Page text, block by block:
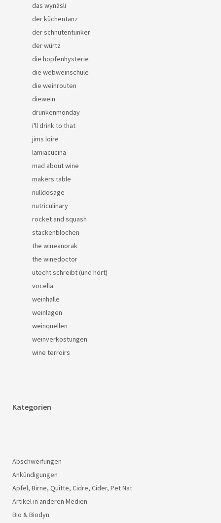
das wynäsli
der küchentanz
der schnutentunker
der würtz
die hopfenhysterie
die webweinschule
die weinrouten
diewein
drunkenmonday
i'll drink to that
jims loire
lamiacucina
mad about wine
makers table
nulldosage
nutriculinary
rocket and squash
stackenblochen
the wineanorak
the winedoctor
utecht schreibt (und hört)
vocella
weinhalle
weinlagen
weinquellen
weinverkostungen
wine terroirs
Kategorien
Abschweifungen
Ankündigungen
Apfel, Birne, Quitte, Cidre, Cider, Pet Nat
Artikel in anderen Medien
Bio & Biodyn